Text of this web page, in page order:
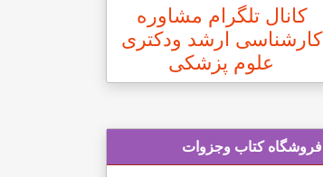
کانال تلگرام مشاوره
کارشناسی ارشد ودکتری
علوم پزشکی
فروشگاه کتاب وجزوات